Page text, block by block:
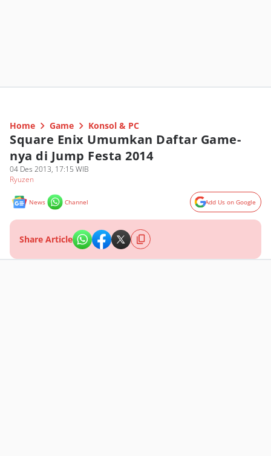
Home Game Konsol & PC
Square Enix Umumkan Daftar Game-
nya di Jump Festa 2014
04 Des 2013, 17:15 WIB
Ryuzen
News Channel Add Us on Google
Share Article